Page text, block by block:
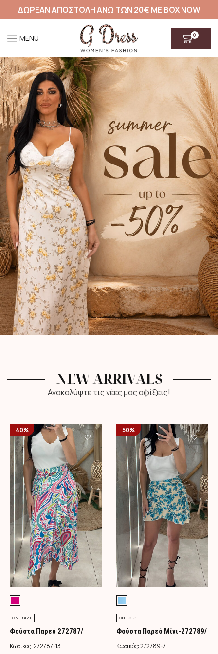
ΔΩΡΕΑΝ ΑΠΟΣΤΟΛΗ ΑΝΩ ΤΩΝ 20€ ΜΕ BOX NOW
MENU 0
NEW ARRIVALS
Ανακαλύψτε τις νέες μας αφίξεις!
40%
ONE SIZE
Φούστα Παρεό 272787/
Φούξια
Κωδικός:272787-13
50%
ONE SIZE
Φούστα Παρεό Μίνι-272789/
Τιρκουάζ
Κωδικός:272789-7